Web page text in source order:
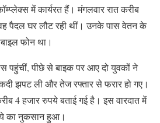
में कार्यरत हैं। मंगलवार रात करीब
पैदल घर लौट रही थीं। उनके पास वेतन के
फोन था।
पहुंचीं, पीछे से बाइक पर आए दो युवकों ने
झपट ली और तेज रफ्तार से फरार हो गए।
4 हजार रुपये बताई गई है। इस वारदात में
का नुकसान हुआ।